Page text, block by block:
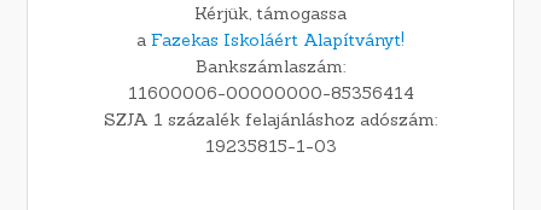
Kérjük, támogassa
a Fazekas Iskoláért Alapítványt!
Bankszámlaszám:
11600006-00000000-85356414
SZJA 1 százalék felajánláshoz adószám:
19235815-1-03